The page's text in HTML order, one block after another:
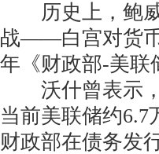
历史上，鲍威
战——白宫对货币
年《财政部-美联
沃什曾表示，
当前美联储约
财政部在债务发